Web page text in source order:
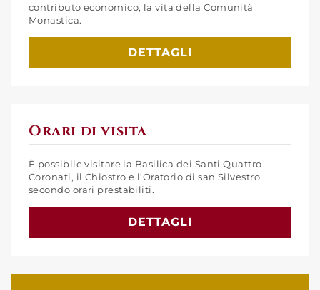
contributo economico, la vita della Comunità
Monastica.
DETTAGLI
Orari di visita
È possibile visitare la Basilica dei Santi Quattro
Coronati, il Chiostro e l’Oratorio di san Silvestro
secondo orari prestabiliti.
DETTAGLI